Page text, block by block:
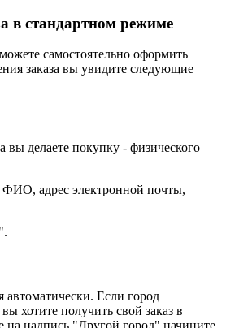
в стандартном режиме
самостоятельно оформить
заказа вы увидите следующие
вы делаете покупку - физического
ФИО, адрес электронной почты,
автоматически. Если город
хотите получить свой заказ в
на надпись "Другой город" начините